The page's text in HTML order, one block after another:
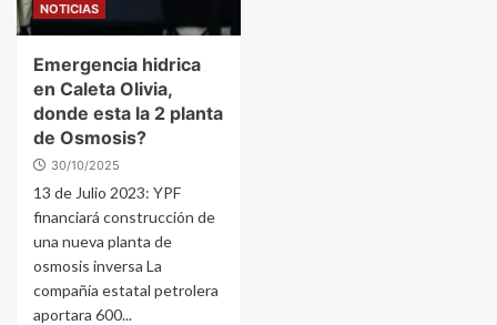
NOTICIAS
Emergencia hidrica
en Caleta Olivia,
donde esta la 2 planta
de Osmosis?
30/10/2025
13 de Julio 2023: YPF
financiará construcción de
una nueva planta de
osmosis inversa La
compañía estatal petrolera
aportara 600...